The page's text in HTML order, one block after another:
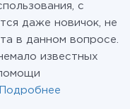
с
даже новичок, не
в данном вопросе.
известных
Подробнее